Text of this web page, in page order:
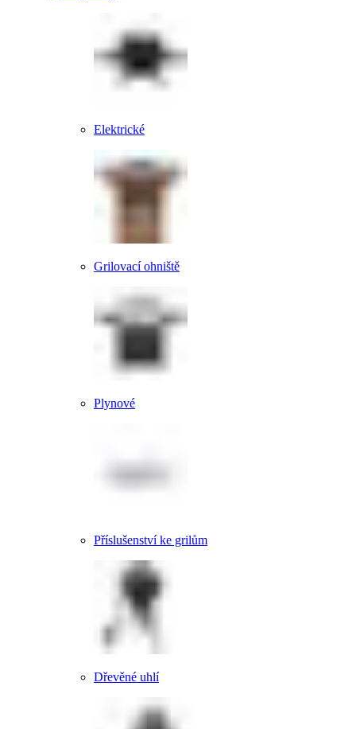
Elektrické
Grilovací ohniště
Plynové
Příslušenství ke grilům
Dřevěné uhlí